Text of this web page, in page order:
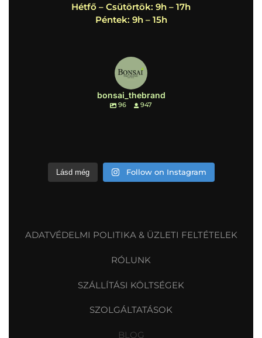
Hétfő – Csütörtök: 9h – 17h
Péntek: 9h – 15h
bonsai_thebrand
96 947
Lásd még Follow on Instagram
ADATVÉDELMI POLITIKA & ÜZLETI FELTÉTELEK
RÓLUNK
SZÁLLÍTÁSI KÖLTSÉGEK
SZOLGÁLTATÁSOK
BLOG